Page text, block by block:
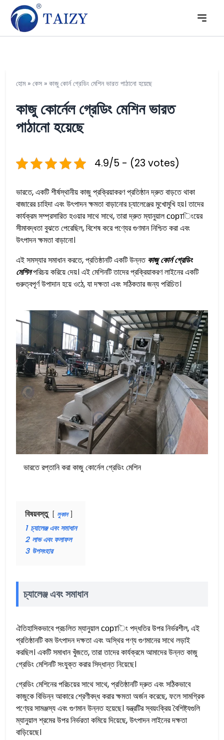
হোম» কেস » কাজু কোর্ন গ্রেডিং মেশিন ভারত পাঠানো হয়েছে
কাজু কোর্নেল গ্রেডিং মেশিন ভারত
পাঠানো হয়েছে
4.9/5 - (23 votes)
ভারতে, একটি শীর্ষস্থানীয় কাজু প্রক্রিয়াকরণ প্রতিষ্ঠান দ্রুত বাড়তে থাকা
বাজারের চাহিদা এবং উৎপাদন ক্ষমতা বাড়ানোর চ্যালেঞ্জের মুখোমুখি হয়। তাদের
কার্যক্রম সম্প্রসারিত হওয়ার সাথে সাথে, তারা দ্রুত ম্যানুয়াল сортিংয়ের
সীমাবদ্ধতা বুঝতে পেরেছিল, বিশেষ করে পণ্যের গুণমান নিশ্চিত করা এবং
উৎপাদন ক্ষমতা বাড়ানো।
এই সমস্যার সমাধান করতে, প্রতিষ্ঠানটি একটি উন্নতকাজু কোর্ন গ্রেডিং
মেশিনপরিচয় করিয়ে দেয়। এই মেশিনটি তাদের প্রক্রিয়াকরণ লাইনের একটি
গুরুত্বপূর্ণ উপাদান হয়ে ওঠে, যা দক্ষতা এবং সঠিকতার জন্য পরিচিত।
ভারতে রপ্তানি করা কাজু কোর্নেল গ্রেডিং মেশিন
বিষয়বস্তু লুকান
1 চ্যালেঞ্জ এবং সমাধান
2 লাভ এবং ফলাফল
3 উপসংহার
চ্যালেঞ্জ এবং সমাধান
ঐতিহাসিকভাবে প্রচলিত ম্যানুয়াল сортিং পদ্ধতির উপর নির্ভরশীল, এই
প্রতিষ্ঠানটি কম উৎপাদন দক্ষতা এবং অস্থির পণ্য গুণমানের সাথে লড়াই
করছিল। একটি সমাধান খুঁজতে, তারা তাদের কার্যক্রমে আমাদের উন্নত কাজু
গ্রেডিং মেশিনটি সংযুক্ত করার সিদ্ধান্ত নিয়েছে।
গ্রেডিং মেশিনের পরিচয়ের সাথে সাথে, প্রতিষ্ঠানটি দ্রুত এবং সঠিকভাবে
কাজুকে বিভিন্ন আকারে শ্রেণীবদ্ধ করার ক্ষমতা অর্জন করেছে, ফলে সামগ্রিক
পণ্যের সামঞ্জস্য এবং গুণমান উন্নত হয়েছে। যন্ত্রটির স্বয়ংক্রিয় বৈশিষ্ট্যগুলি
ম্যানুয়াল শ্রমের উপর নির্ভরতা কমিয়ে দিয়েছে, উৎপাদন লাইনের দক্ষতা
বাড়িয়েছে।